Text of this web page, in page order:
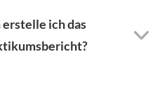
ich das